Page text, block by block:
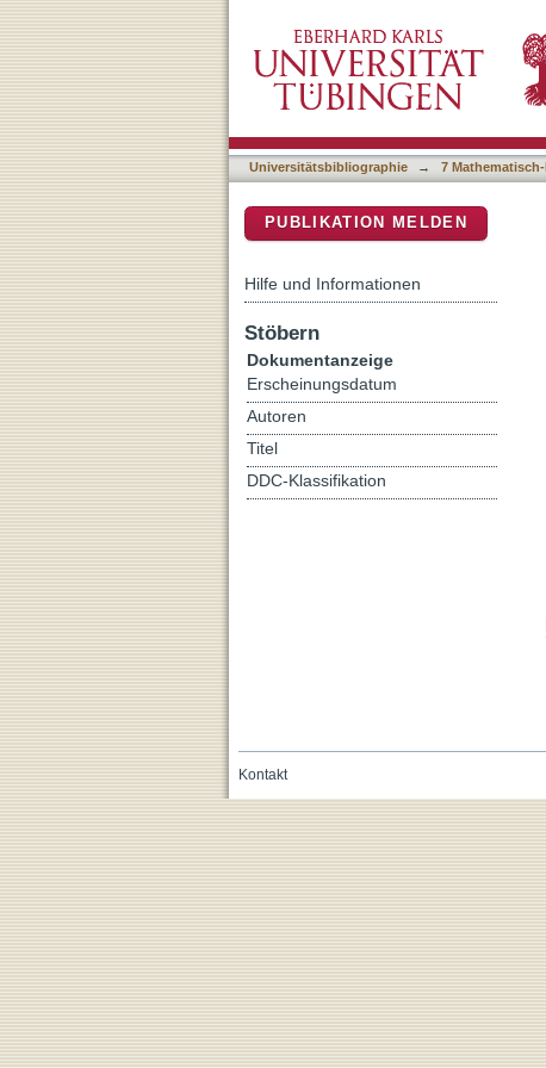
Universitätsbibliographie → 7
PUBLIKATION MELDEN
Hilfe und Informationen
Stöbern
Dokumentanzeige
Erscheinungsdatum
Autoren
Titel
DDC-Klassifikation
Kontakt